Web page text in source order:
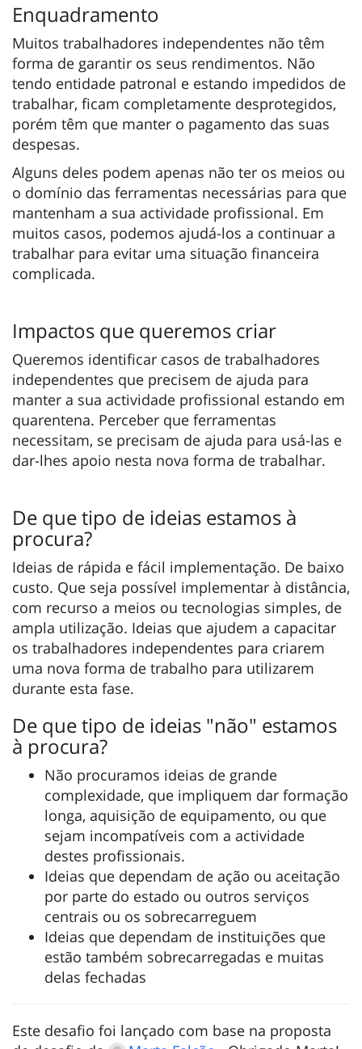
Enquadramento
Muitos trabalhadores independentes não têm
forma de garantir os seus rendimentos. Não
tendo entidade patronal e estando impedidos de
trabalhar, ficam completamente desprotegidos,
porém têm que manter o pagamento das suas
despesas.
Alguns deles podem apenas não ter os meios ou
o domínio das ferramentas necessárias para que
mantenham a sua actividade profissional. Em
muitos casos, podemos ajudá-los a continuar a
trabalhar para evitar uma situação financeira
complicada.
Impactos que queremos criar
Queremos identificar casos de trabalhadores
independentes que precisem de ajuda para
manter a sua actividade profissional estando em
quarentena. Perceber que ferramentas
necessitam, se precisam de ajuda para usá-las e
dar-lhes apoio nesta nova forma de trabalhar.
De que tipo de ideias estamos à
procura?
Ideias de rápida e fácil implementação. De baixo
custo. Que seja possível implementar à distância,
com recurso a meios ou tecnologias simples, de
ampla utilização. Ideias que ajudem a capacitar
os trabalhadores independentes para criarem
uma nova forma de trabalho para utilizarem
durante esta fase.
De que tipo de ideias "não" estamos
à procura?
Não procuramos ideias de grande
complexidade, que impliquem dar formação
longa, aquisição de equipamento, ou que
sejam incompatíveis com a actividade
destes profissionais.
Ideias que dependam de ação ou aceitação
por parte do estado ou outros serviços
centrais ou os sobrecarreguem
Ideias que dependam de instituições que
estão também sobrecarregadas e muitas
delas fechadas
Este desafio foi lançado com base na proposta